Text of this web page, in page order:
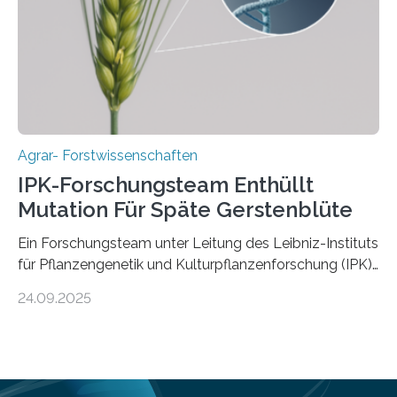
Ergebnisse der Studie wurden heute in der
Fachzeitschrift „Nature“ veröffentlicht. Die
Forschungsgruppe hat die Evolution und…
Agrar- Forstwissenschaften
IPK-Forschungsteam Enthüllt
Mutation Für Späte Gerstenblüte
Ein Forschungsteam unter Leitung des Leibniz-Instituts
für Pflanzengenetik und Kulturpflanzenforschung (IPK)
entdeckt, das Gerste in Regionen mit langen
Sammlungen von Wild- und domestizierter Gerste
24.09.2025